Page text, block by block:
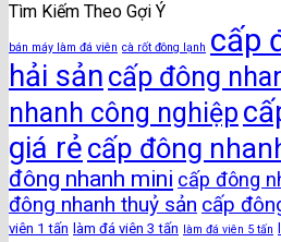
Tìm Kiếm Theo Gợi Ý
bán máy làm đá viên cà rốt đông lạnh cấp
hải sản cấp đông
nhanh công nghiệp
giá rẻ cấp đông
đông nhanh mini cấp đông
đông nhanh thuỷ sản cấp
viên 1 tấn làm đá viên 3 tấn làm đá viên 5 tấn